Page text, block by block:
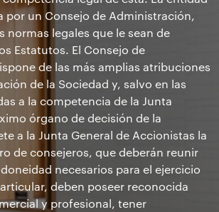
por un Consejo de Administración,
normas legales que le sean de
Estatutos. El Consejo de
de las más amplias atribuciones
de la Sociedad y, salvo en las
a la competencia de la Junta
órgano de decisión de la
a la Junta General de Accionistas la
de consejeros, que deberán reunir
necesarios para el ejercicio
deben poseer reconocida
y profesional, tener